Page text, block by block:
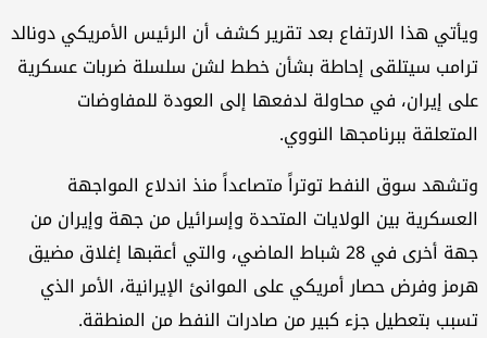
هذا الارتفاع بعد تقرير كشف أن الرئيس الأمريكي دونالد
سيتلقى إحاطة بشأن خطط لشن سلسلة ضربات عسكرية
إيران، في محاولة لدفعها إلى العودة للمفاوضات
ببرنامجها النووي.
سوق النفط توتراً متصاعداً منذ اندلاع المواجهة
بين الولايات المتحدة وإسرائيل من جهة وإيران من
جهة أخرى في 28 شباط الماضي، والتي أعقبها إغلاق مضيق
وفرض حصار أمريكي على الموانئ الإيرانية، الأمر الذي
بتعطيل جزء كبير من صادرات النفط من المنطقة.